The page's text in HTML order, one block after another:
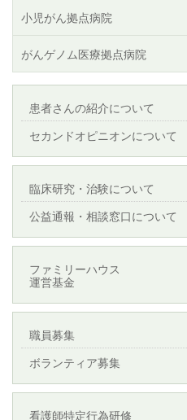
小児がん拠点病院
がんゲノム医療拠点病院
患者さんの紹介について
セカンドオピニオンについて
臨床研究・治験について
公益通報・相談窓口について
ファミリーハウス
運営基金
職員募集
ボランティア募集
看護師特定行為研修